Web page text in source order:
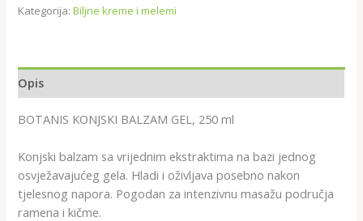
Kategorija:Biljne kreme i melemi
Opis
BOTANIS KONJSKI BALZAM GEL, 250 ml
Konjski balzam sa vrijednim ekstraktima na bazi jednog
osvježavajućeg gela. Hladi i oživljava posebno nakon
tjelesnog napora. Pogodan za intenzivnu masažu područja
ramena i kičme.